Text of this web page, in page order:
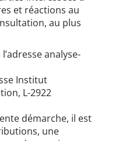
et réactions au
au plus
analyse-
Institut
L-2922
démarche, il est
une